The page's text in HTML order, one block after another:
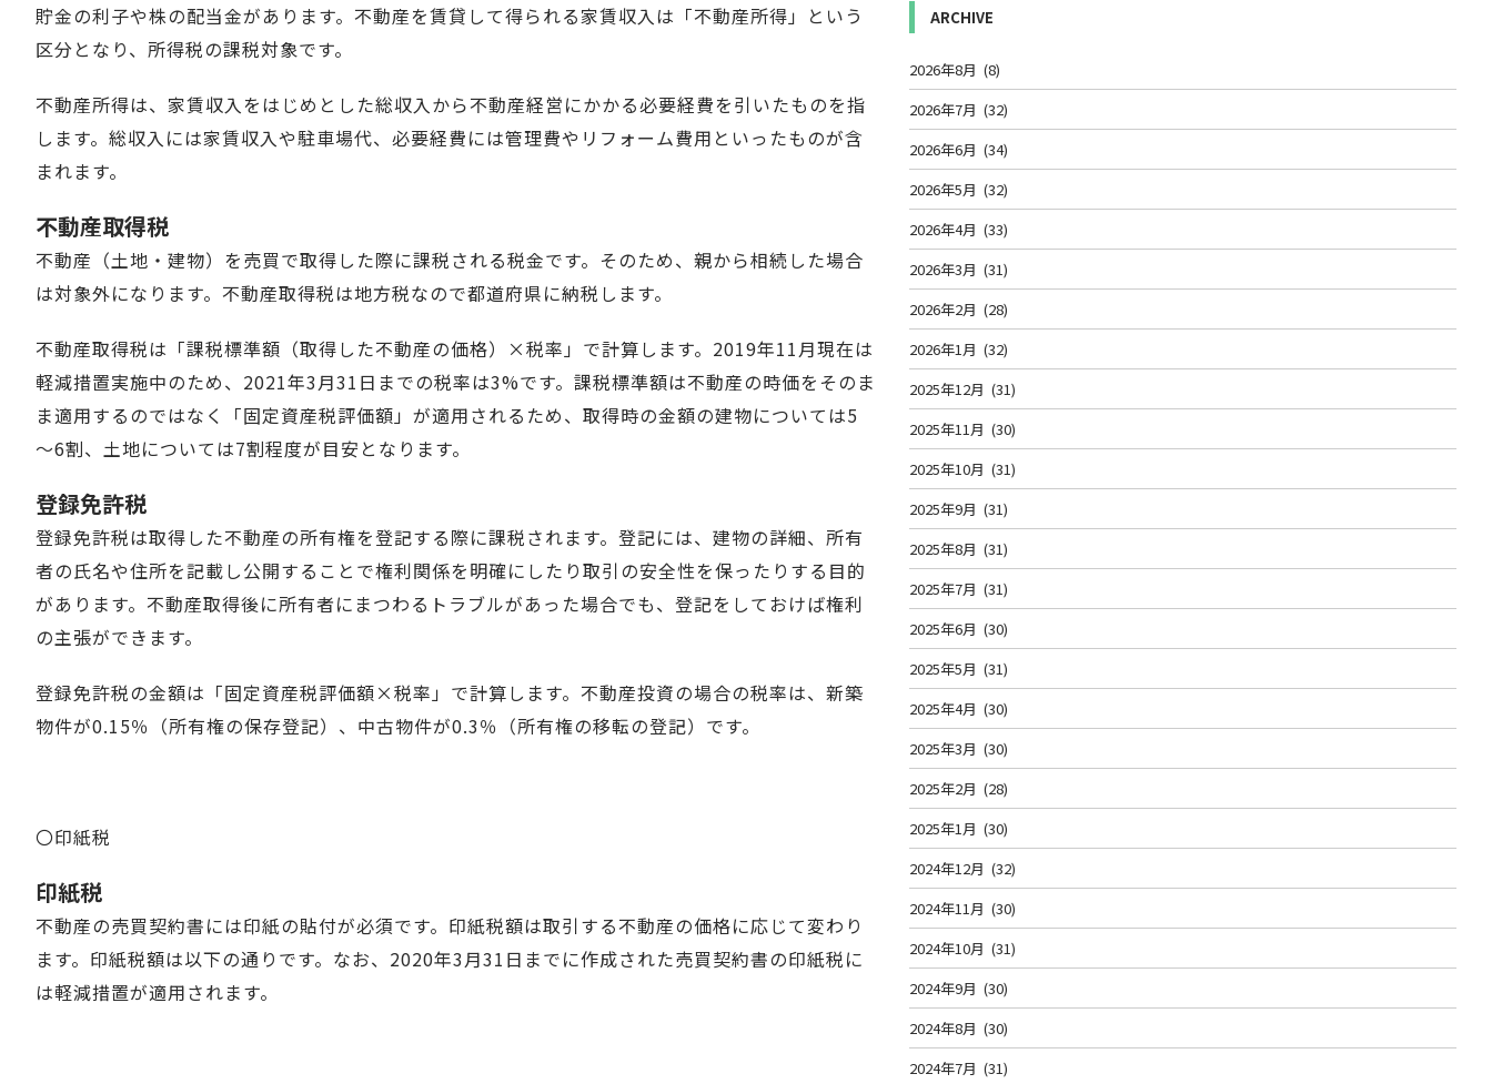
貯金の利子や株の配当金があります。不動産を賃貸して得られる家賃収入は「不動産所得」という
区分となり、所得税の課税対象です。
不動産所得は、家賃収入をはじめとした総収入から不動産経営にかかる必要経費を引いたものを指
します。総収入には家賃収入や駐車場代、必要経費には管理費やリフォーム費用といったものが含
まれます。
不動産取得税
不動産（土地・建物）を売買で取得した際に課税される税金です。そのため、親から相続した場合
は対象外になります。不動産取得税は地方税なので都道府県に納税します。
不動産取得税は「課税標準額（取得した不動産の価格）×税率」で計算します。2019年11月現在は
軽減措置実施中のため、2021年3月31日までの税率は3%です。課税標準額は不動産の時価をそのま
ま適用するのではなく「固定資産税評価額」が適用されるため、取得時の金額の建物については5
～6割、土地については7割程度が目安となります。
登録免許税
登録免許税は取得した不動産の所有権を登記する際に課税されます。登記には、建物の詳細、所有
者の氏名や住所を記載し公開することで権利関係を明確にしたり取引の安全性を保ったりする目的
があります。不動産取得後に所有者にまつわるトラブルがあった場合でも、登記をしておけば権利
の主張ができます。
登録免許税の金額は「固定資産税評価額×税率」で計算します。不動産投資の場合の税率は、新築
物件が0.15％（所有権の保存登記）、中古物件が0.3％（所有権の移転の登記）です。
〇印紙税
印紙税
不動産の売買契約書には印紙の貼付が必須です。印紙税額は取引する不動産の価格に応じて変わり
ます。印紙税額は以下の通りです。なお、2020年3月31日までに作成された売買契約書の印紙税に
は軽減措置が適用されます。
ARCHIVE
2026年8月 (8)
2026年7月 (32)
2026年6月 (34)
2026年5月 (32)
2026年4月 (33)
2026年3月 (31)
2026年2月 (28)
2026年1月 (32)
2025年12月 (31)
2025年11月 (30)
2025年10月 (31)
2025年9月 (31)
2025年8月 (31)
2025年7月 (31)
2025年6月 (30)
2025年5月 (31)
2025年4月 (30)
2025年3月 (30)
2025年2月 (28)
2025年1月 (30)
2024年12月 (32)
2024年11月 (30)
2024年10月 (31)
2024年9月 (30)
2024年8月 (30)
2024年7月 (31)